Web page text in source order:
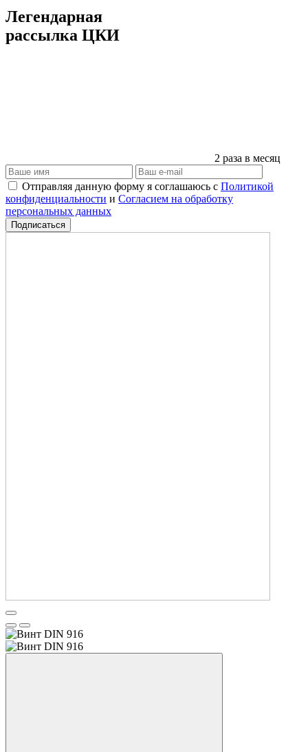
Легендарная
рассылка ЦКИ
2 раза в месяц
Отправляя данную форму я соглашаюсь с Политикой
конфиденциальности и Согласием на обработку
персональных данных
Подписаться